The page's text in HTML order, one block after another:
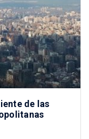
de las